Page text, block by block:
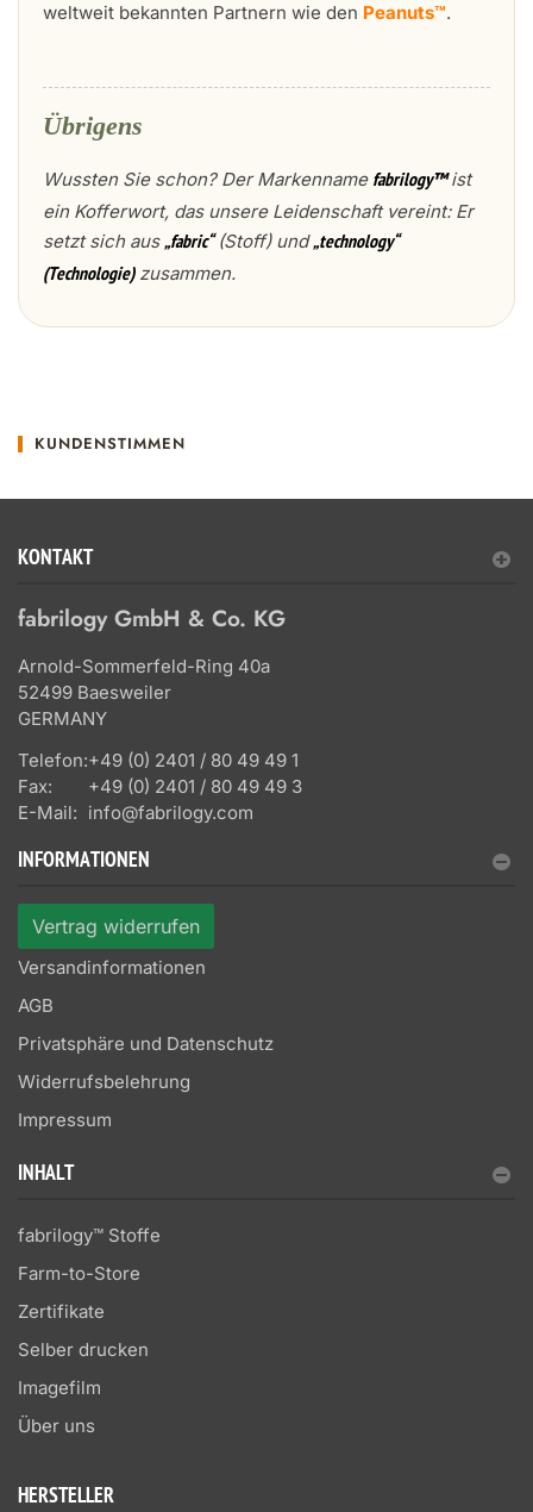
weltweit bekannten Partnern wie den Peanuts™.
Übrigens
Wussten Sie schon? Der Markenname fabrilogy™ist
ein Kofferwort, das unsere Leidenschaft vereint: Er
setzt sich aus„fabric“(Stoff) und„technology“
(Technologie)zusammen.
KUNDENSTIMMEN
KONTAKT
fabrilogy GmbH & Co. KG
Arnold-Sommerfeld-Ring 40a
52499 Baesweiler
GERMANY
Telefon:+49 (0) 2401 / 80 49 49 1
Fax:
+49 (0) 2401 / 80 49 49 3
E-Mail: info@fabrilogy.com
INFORMATIONEN
Vertrag widerrufen
Versandinformationen
AGB
Privatsphäre und Datenschutz
Widerrufsbelehrung
Impressum
INHALT
fabrilogy™ Stoffe
Farm-to-Store
Zertifikate
Selber drucken
Imagefilm
Über uns
HERSTELLER